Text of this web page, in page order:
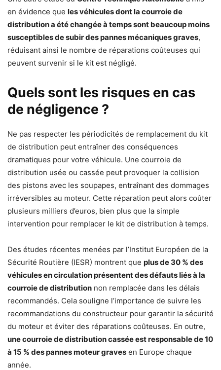
en évidence que les véhicules dont la courroie de
distribution a été changée à temps sont beaucoup moins
susceptibles de subir des pannes mécaniques graves,
réduisant ainsi le nombre de réparations coûteuses qui
peuvent survenir si le kit est négligé.
Quels sont les risques en cas
de négligence ?
Ne pas respecter les périodicités de remplacement du kit
de distribution peut entraîner des conséquences
dramatiques pour votre véhicule. Une courroie de
distribution usée ou cassée peut provoquer la collision
des pistons avec les soupapes, entraînant des dommages
irréversibles au moteur. Cette réparation peut alors coûter
plusieurs milliers d’euros, bien plus que la simple
intervention pour remplacer le kit de distribution à temps.
Des études récentes menées par l’Institut Européen de la
Sécurité Routière (IESR) montrent que plus de 30 % des
véhicules en circulation présentent des défauts liés à la
courroie de distribution non remplacée dans les délais
recommandés. Cela souligne l’importance de suivre les
recommandations du constructeur pour garantir la sécurité
du moteur et éviter des réparations coûteuses. En outre,
une courroie de distribution cassée est responsable de 10
à 15 % des pannes moteur graves en Europe chaque
année.